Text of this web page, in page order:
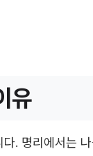
유
. 명리에서는